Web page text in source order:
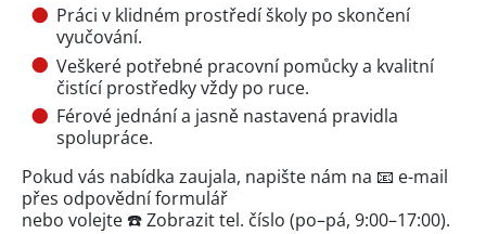
Práci v klidném prostředí školy po skončení
vyučování.
Veškeré potřebné pracovní pomůcky a kvalitní
čistící prostředky vždy po ruce.
Férové jednání a jasně nastavená pravidla
spolupráce.
Pokud vás nabídka zaujala, napište nám na 📧 e-mail
přes odpovědní formulář
nebo volejte ☎️ Zobrazit tel. číslo (po–pá, 9:00–17:00).